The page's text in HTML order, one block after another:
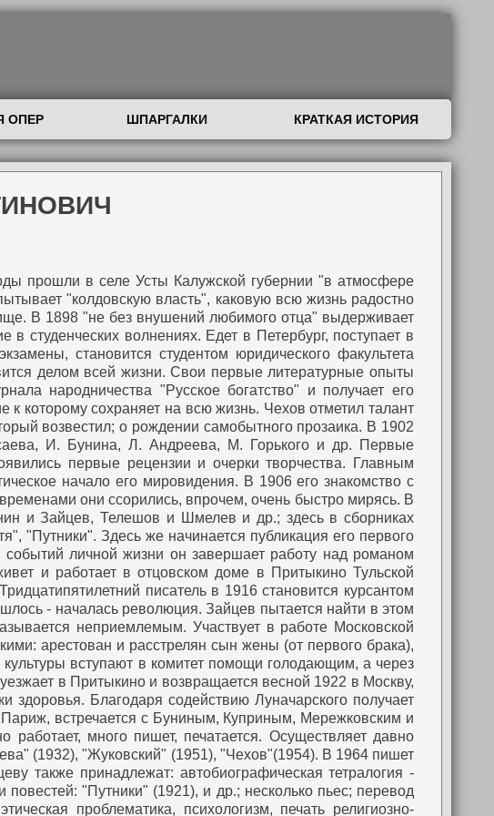
ОПЕР ШПАРГАЛКИ КРАТКАЯ ИСТОРИЯ
прошли в селе Усты Калужской губернии "в атмосфере
"колдовскую власть", каковую всю жизнь радостно
В 1898 "не без внушений любимого отца" выдерживает
студенческих волнениях. Едет в Петербург, поступает в
становится студентом юридического факультета
делом всей жизни. Свои первые литературные опыты
народничества "Русское богатство" и получает его
к которому сохраняет на всю жизнь. Чехов отметил талант
возвестил; о рождении самобытного прозаика. В 1902
И. Бунина, Л. Андреева, М. Горького и др. Первые
первые рецензии и очерки творчества. Главным
начало его мировидения. В 1906 его знакомство с
они ссорились, впрочем, очень быстро мирясь. В
и Зайцев, Телешов и Шмелев и др.; здесь в сборниках
"Путники". Здесь же начинается публикация его первого
личной жизни он завершает работу над романом
и работает в отцовском доме в Притыкино Тульской
писатель в 1916 становится курсантом
- началась революция. Зайцев пытается найти в этом
неприемлемым. Участвует в работе Московской
арестован и расстрелян сын жены (от первого брака),
вступают в комитет помощи голодающим, а через
в Притыкино и возвращается весной 1922 в Москву,
Благодаря содействию Луначарского получает
встречается с Буниным, Куприным, Мережковским и
работает, много пишет, печатается. Осуществляет давно
(1932), "Жуковский" (1951), "Чехов"(1954). В 1964 пишет
также принадлежат: автобиографическая тетралогия -
"Путники" (1921), и др.; несколько пьес; перевод
проблематика, психологизм, печать религиозно-